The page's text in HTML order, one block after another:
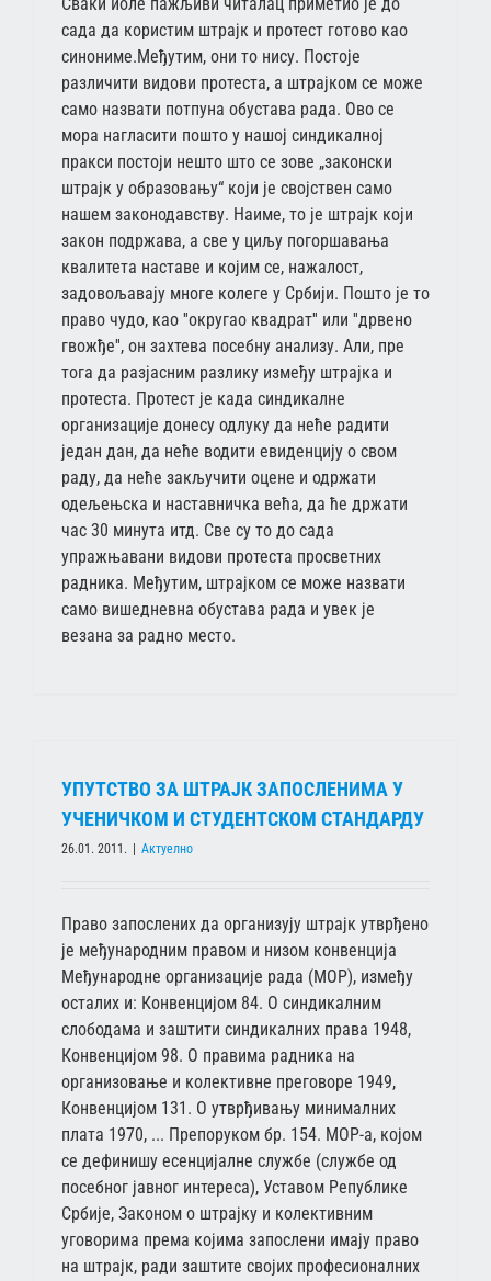
Сваки иоле пажљиви читалац приметио је до
сада да користим штрајк и протест готово као
синониме.Међутим, они то нису. Постоје
различити видови протеста, а штрајком се може
само назвати потпуна обустава рада. Ово се
мора нагласити пошто у нашој синдикалној
пракси постоји нешто што се зове „законски
штрајк у образовању“ који је својствен само
нашем законодавству. Наиме, то је штрајк који
закон подржава, а све у циљу погоршавања
квалитета наставе и којим се, нажалост,
задовољавају многе колеге у Србији. Пошто је то
право чудо, као ''округао квадрат'' или ''дрвено
гвожђе'', он захтева посебну анализу. Али, пре
тога да разјасним разлику између штрајка и
протеста. Протест је када синдикалне
организације донесу одлуку да неће радити
један дан, да неће водити евиденцију о свом
раду, да неће закључити оцене и одржати
одељењска и наставничка већа, да ће држати
час 30 минута итд. Све су то до сада
упражњавани видови протеста просветних
радника. Међутим, штрајком се може назвати
само вишедневна обустава рада и увек је
везана за радно место.
УПУТСТВО ЗА ШТРАЈК ЗАПОСЛЕНИМА У
УЧЕНИЧКОМ И СТУДЕНТСКОМ СТАНДАРДУ
26.01. 2011. Актуелно
Право запослених да организују штрајк утврђено
је међународним правом и низом конвенција
Међународне организације рада (МОР), између
осталих и: Конвенцијом 84. О синдикалним
слободама и заштити синдикалних права 1948,
Конвенцијом 98. О правима радника на
организовање и колективне преговоре 1949,
Конвенцијом 131. О утврђивању минималних
плата 1970, ... Препоруком бр. 154. МОР-а, којом
се дефинишу есенцијалне службе (службе од
посебног јавног интереса), Уставом Републике
Србије, Законом о штрајку и колективним
уговорима према којима запослени имају право
на штрајк, ради заштите својих професионалних